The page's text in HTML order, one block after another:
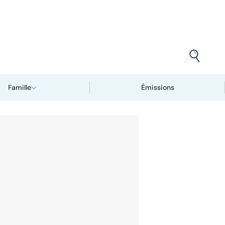
Famille Émissions